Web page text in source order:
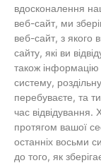
вдосконалення
веб-сайт, ми
веб-сайт, з якого
сайту, які ви
також
систему,
перебуваєте, та
час
протягом вашої
останніх восьми
до того, як